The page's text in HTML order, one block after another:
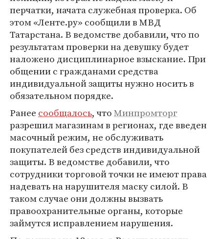
перчатки, начата служебная проверка. Об
этом «Ленте.ру» сообщили в МВД
Татарстана. В ведомстве добавили, что по
результатам проверки на девушку будет
наложено дисциплинарное взыскание. При
общении с гражданами средства
индивидуальной защиты нужно носить в
обязательном порядке.
Ранее сообщалось, чтоМинпромторг
разрешил магазинам в регионах, где введен
масочный режим, не обслуживать
покупателей без средств индивидуальной
защиты. В ведомстве добавили, что
сотрудники торговой точки не имеют права
надевать на нарушителя маску силой. В
таком случае они должны вызвать
правоохранительные органы, которые
займутся исправлением нарушения.